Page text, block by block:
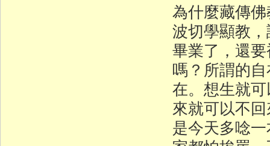
為什麼藏傳
波切學顯教
畢業了，還
嗎？所謂的
在。想生就
來就可以不
是今天多唸